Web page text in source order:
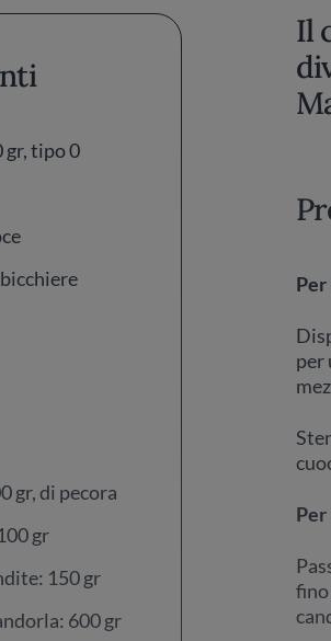
gr, tipo 0
gr, di pecora
gr
150 gr
600 gr
Il
per
fino